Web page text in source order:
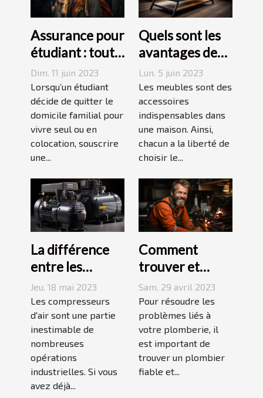
Assurance pour
étudiant : tout
ce qu’il faut
savoir avant de
choisir
Dim. 11 juin 2023
Lorsqu’un étudiant
décide de quitter le
domicile familial pour
vivre seul ou en
colocation, souscrire
une...
Quels sont les
avantages des
tables basses
industrielles ?
Lun. 5 juin 2023
Les meubles sont des
accessoires
indispensables dans
une maison. Ainsi,
chacun a la liberté de
choisir le...
La différence
entre les
compresseurs à
piston et à vis
Jeu. 18 mai 2023
Les compresseurs
d'air sont une partie
inestimable de
nombreuses
opérations
industrielles. Si vous
avez déjà...
Comment
trouver et
choisir un bon
plombier à Evry
?
Sam. 29 avril 2023
Pour résoudre les
problèmes liés à
votre plomberie, il
est important de
trouver un plombier
fiable et...